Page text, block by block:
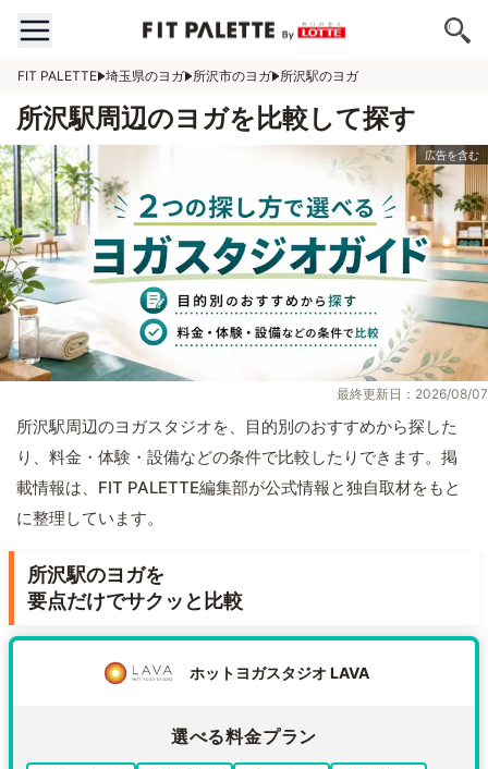
FIT PALETTE 埼玉県のヨガ 所沢市のヨガ 所沢駅のヨガ
所沢駅周辺のヨガを比較して探す
最終更新日：2026/08/07
所沢駅周辺のヨガスタジオを、目的別のおすすめから探した
り、料金・体験・設備などの条件で比較したりできます。掲
載情報は、FIT PALETTE編集部が公式情報と独自取材をもと
に整理しています。
所沢駅のヨガを
要点だけでサクッと比較
ホットヨガスタジオ LAVA
選べる料金プラン